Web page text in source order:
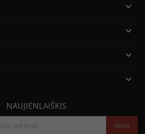




NAUJIENLAIŠKIS